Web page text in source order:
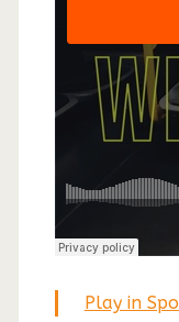
Play in